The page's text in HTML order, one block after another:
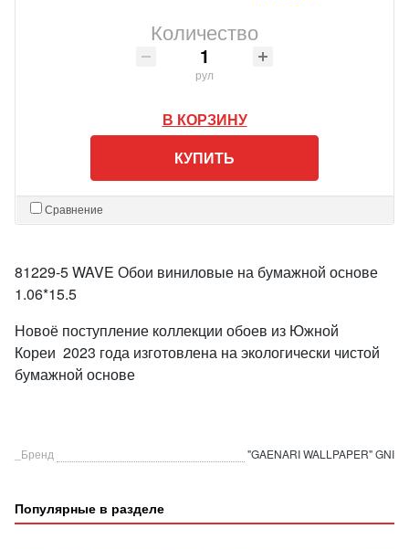
Количество
рул
В КОРЗИНУ
КУПИТЬ
Сравнение
81229-5 WAVE Обои виниловые на бумажной основе
1.06*15.5
Новоё поступление коллекции обоев из Южной
Кореи 2023 года изготовлена на экологически чистой
бумажной основе
_Бренд "GAENARI WALLPAPER" GNI
Популярные в разделе